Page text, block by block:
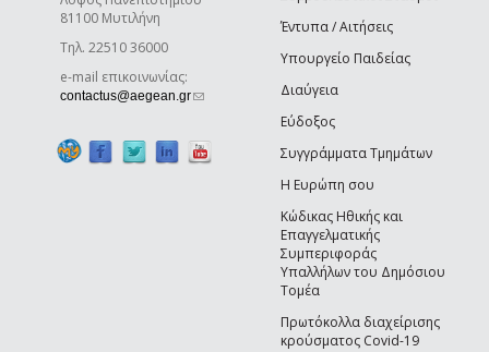
81100 Μυτιλήνη
Τηλ. 22510 36000
e-mail επικοινωνίας:
contactus@aegean.gr(link sends e-mail)
Έντυπα / Αιτήσεις
Υπουργείο Παιδείας
Διαύγεια
Εύδοξος
Συγγράμματα Τμημάτων
Η Ευρώπη σου
Κώδικας Ηθικής και
Επαγγελματικής
Συμπεριφοράς
Υπαλλήλων του Δημόσιου
Τομέα
Πρωτόκολλα διαχείρισης
κρούσματος Covid-19